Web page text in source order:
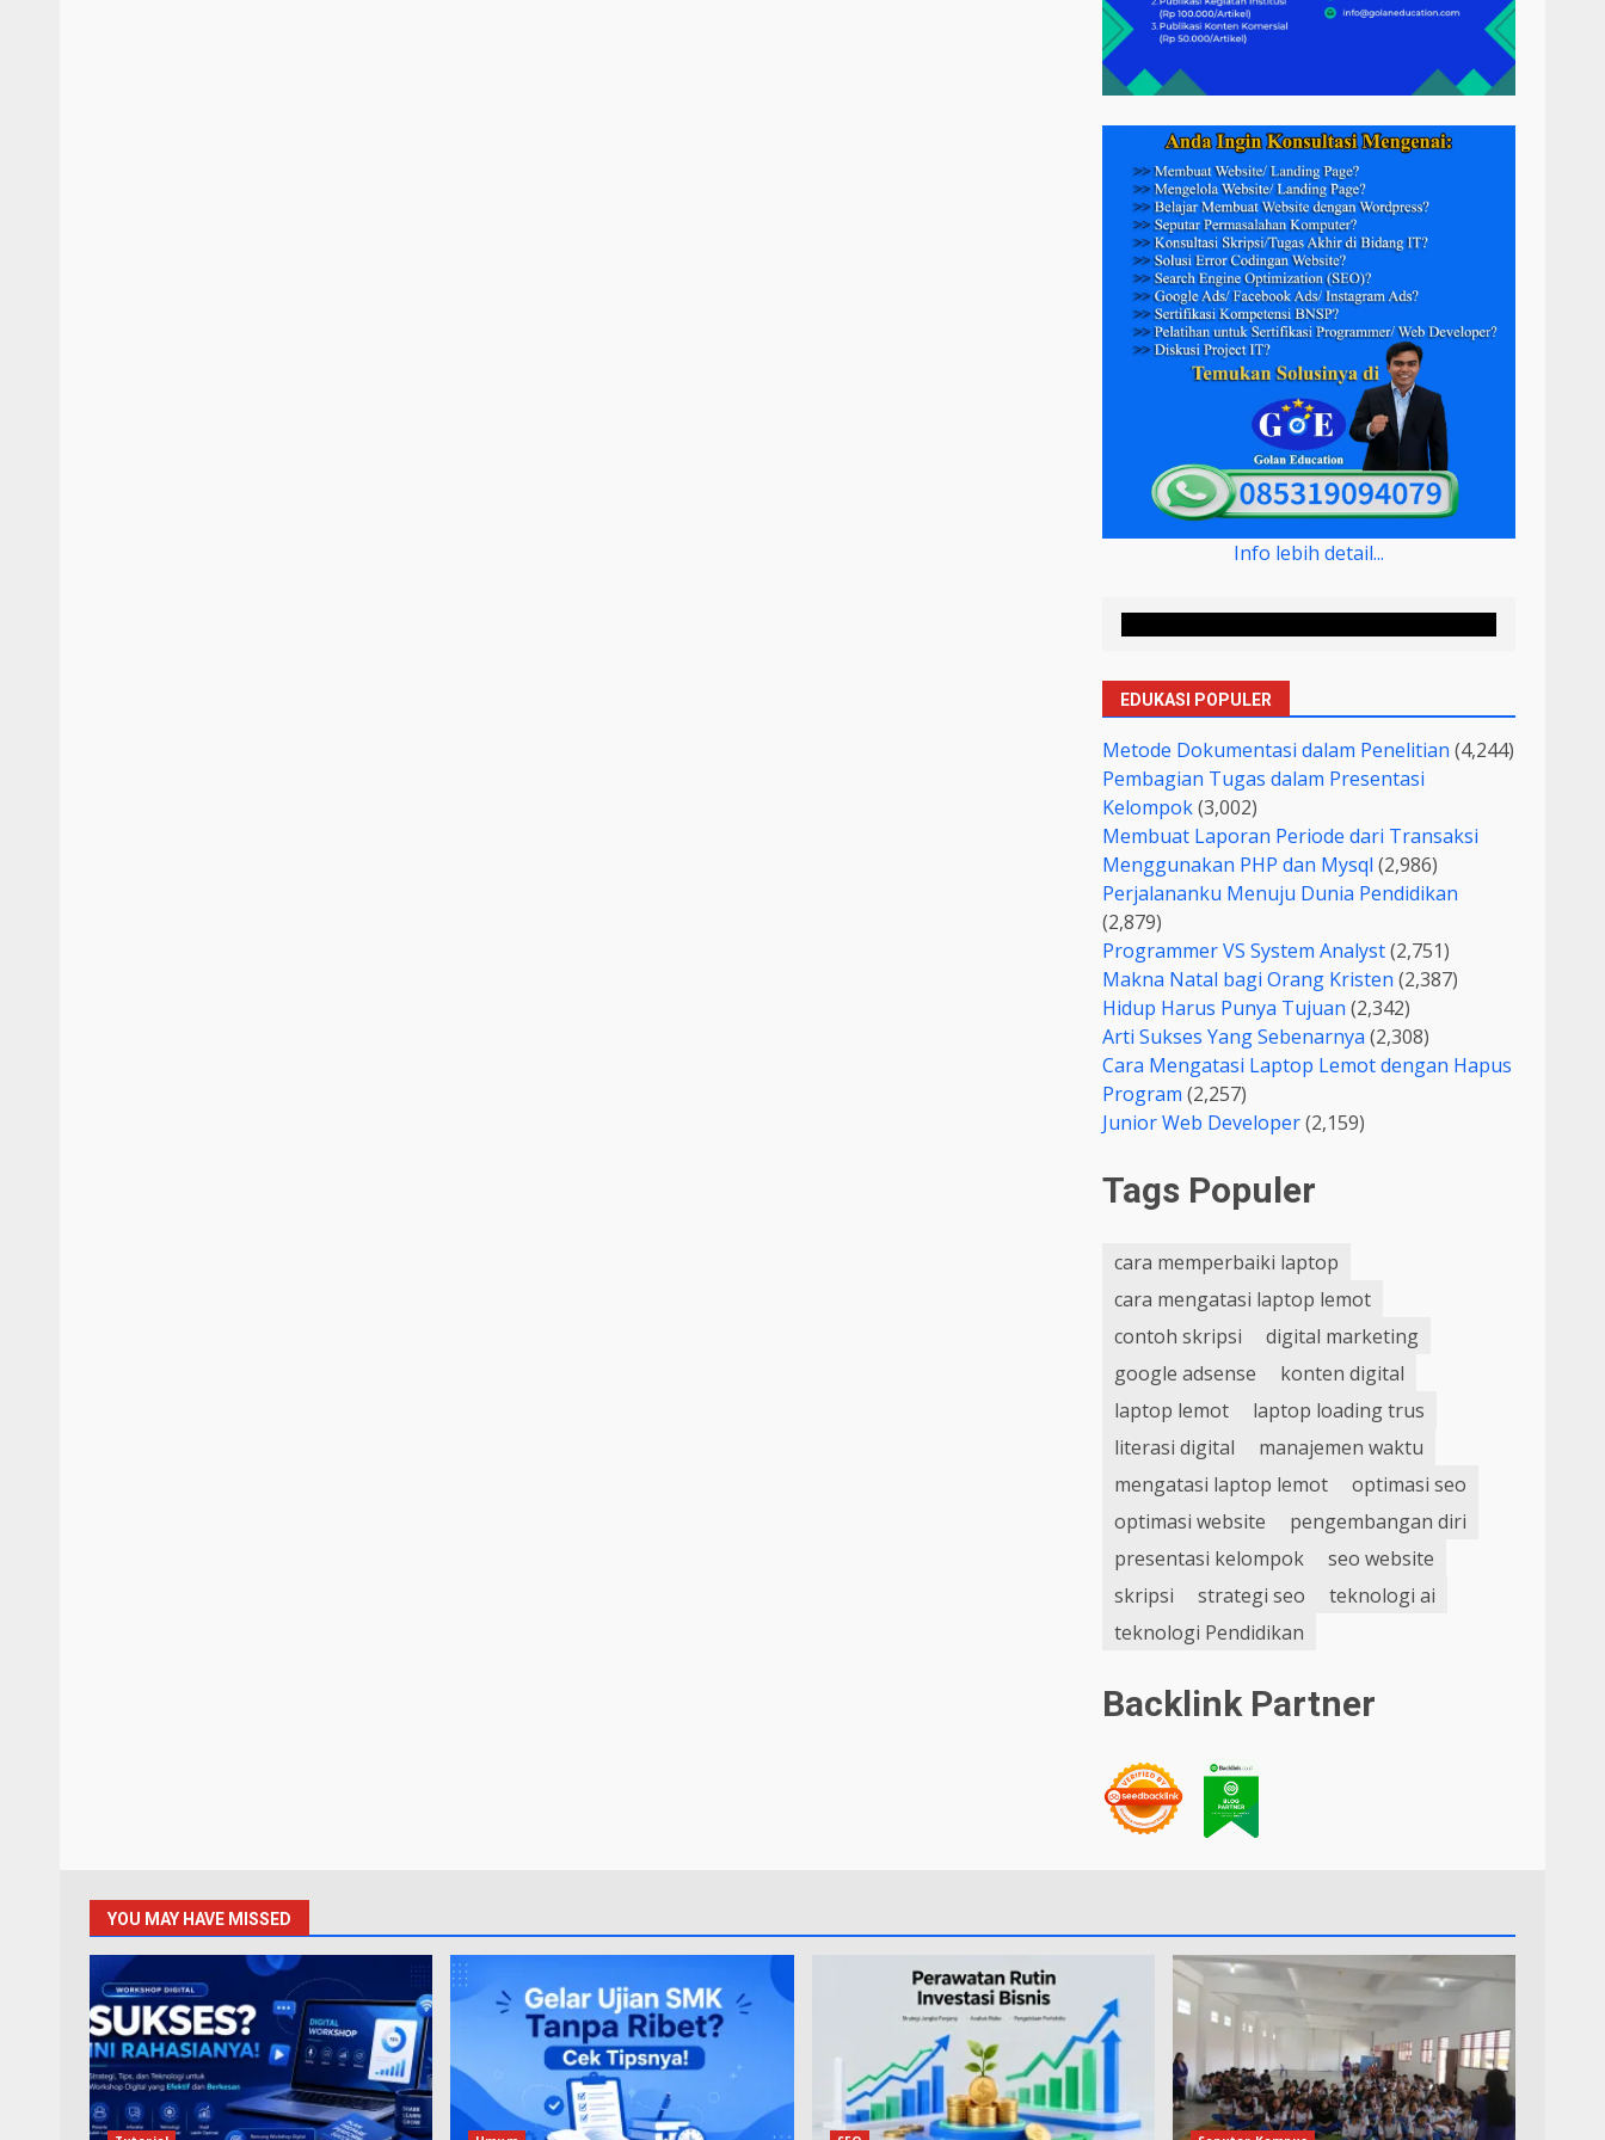
Info lebih detail...
EDUKASI POPULER
Metode Dokumentasi dalam Penelitian (4,244)
Pembagian Tugas dalam Presentasi
Kelompok(3,002)
Membuat Laporan Periode dari Transaksi
Menggunakan PHP dan Mysql (2,986)
Perjalananku Menuju Dunia Pendidikan
(2,879)
Programmer VS System Analyst(2,751)
Makna Natal bagi Orang Kristen (2,387)
Hidup Harus Punya Tujuan (2,342)
Arti Sukses Yang Sebenarnya (2,308)
Cara Mengatasi Laptop Lemot dengan Hapus
Program (2,257)
Junior Web Developer(2,159)
Tags Populer
cara memperbaiki laptop
cara mengatasi laptop lemot
contoh skripsi
digital marketing
google adsense
konten digital
laptop lemot
laptop loading trus
literasi digital
manajemen waktu
mengatasi laptop lemot
optimasi seo
optimasi website
pengembangan diri
presentasi kelompok
seo website
skripsi
strategi seo
teknologi ai
teknologi Pendidikan
Backlink Partner
YOU MAY HAVE MISSED